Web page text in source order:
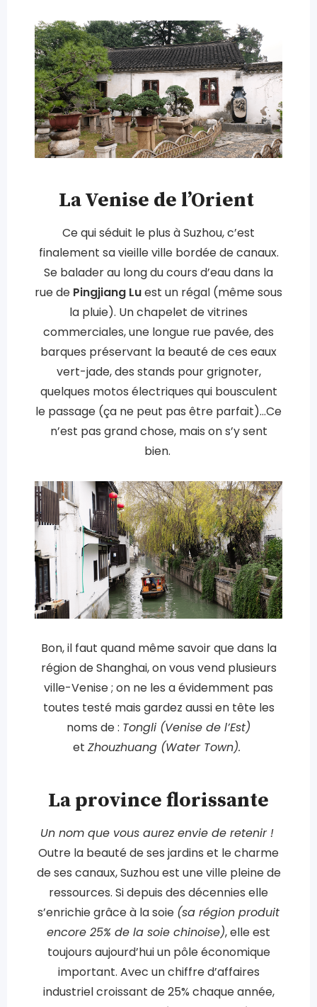
La Venise de l’Orient
Ce qui séduit le plus à Suzhou, c’est
finalement sa vieille ville bordée de canaux.
Se balader au long du cours d’eau dans la
rue de Pingjiang Luest un régal (même sous
la pluie). Un chapelet de vitrines
commerciales, une longue rue pavée, des
barques préservant la beauté de ces eaux
vert-jade, des stands pour grignoter,
quelques motos électriques qui bousculent
le passage (ça ne peut pas être parfait)…Ce
n’est pas grand chose, mais on s’y sent
bien.
Bon, il faut quand même savoir que dans la
région de Shanghai, on vous vend plusieurs
ville-Venise ; on ne les a évidemment pas
toutes testé mais gardez aussi en tête les
noms de : Tongli (Venise de l’Est)
et Zhouzhuang (Water Town).
La province florissante
Un nom que vous aurez envie de retenir !
Outre la beauté de ses jardins et le charme
de ses canaux, Suzhou est une ville pleine de
ressources. Si depuis des décennies elle
s’enrichie grâce à la soie (sa région produit
encore 25% de la soie chinoise), elle est
toujours aujourd’hui un pôle économique
important. Avec un chiffre d’affaires
industriel croissant de 25% chaque année,